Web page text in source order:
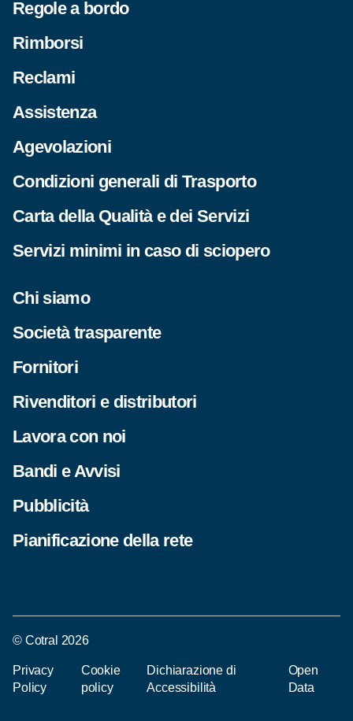
Regole a bordo
Rimborsi
Reclami
Assistenza
Agevolazioni
Condizioni generali di Trasporto
Carta della Qualità e dei Servizi
Servizi minimi in caso di sciopero
Chi siamo
Società trasparente
Fornitori
Rivenditori e distributori
Lavora con noi
Bandi e Avvisi
Pubblicità
Pianificazione della rete
© Cotral 2026
Privacy
Policy
Cookie
policy
Dichiarazione di
Accessibilità
Open
Data